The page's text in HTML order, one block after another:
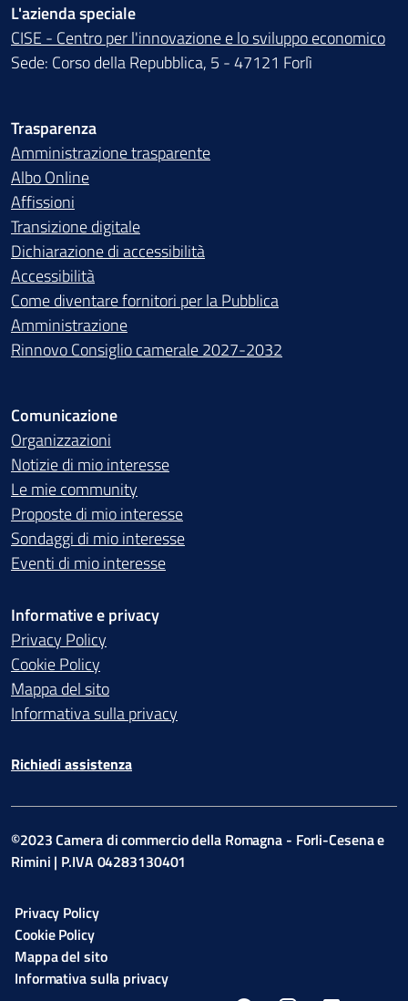
L'azienda speciale
CISE - Centro per l'innovazione e lo sviluppo economico
Sede: Corso della Repubblica, 5 - 47121 Forlì
Trasparenza
Amministrazione trasparente
Albo Online
Affissioni
Transizione digitale
Dichiarazione di accessibilità
Accessibilità
Come diventare fornitori per la Pubblica
Amministrazione
Rinnovo Consiglio camerale 2027-2032
Comunicazione
Organizzazioni
Notizie di mio interesse
Le mie community
Proposte di mio interesse
Sondaggi di mio interesse
Eventi di mio interesse
Informative e privacy
Privacy Policy
Cookie Policy
Mappa del sito
Informativa sulla privacy
Richiedi assistenza
©2023 Camera di commercio della Romagna - Forli-Cesena e
Rimini | P.IVA 04283130401
Privacy Policy
Cookie Policy
Mappa del sito
Informativa sulla privacy